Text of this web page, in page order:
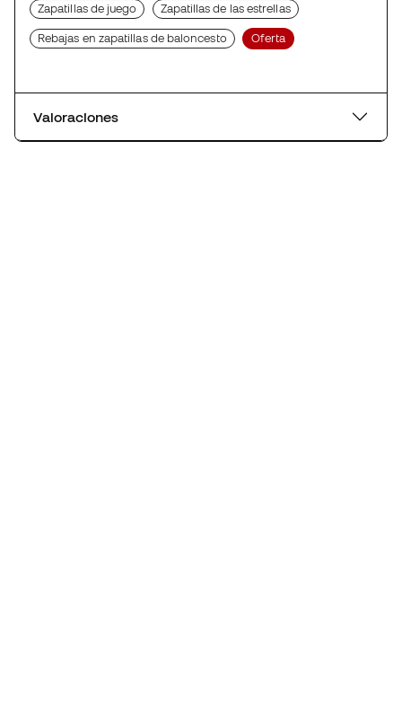
Zapatillas de juego Zapatillas de las estrellas
Rebajas en zapatillas de baloncesto Oferta
Valoraciones